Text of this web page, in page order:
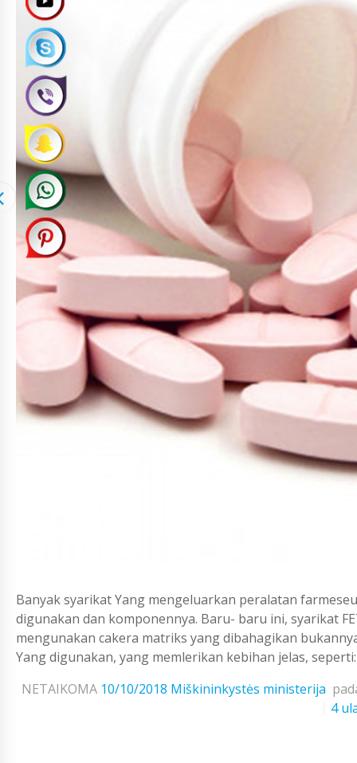
Banyak syarikat Yang mengeluarkan peralatan
digunakan dan komponennya. Baru- baru ini, syarikat
mengunakan cakera matriks yang dibahagikan
Yang digunakan, yang memlerikan kebihan jelas,
NETAIKOMA 10/10/2018 Miškininkystės ministerija
4